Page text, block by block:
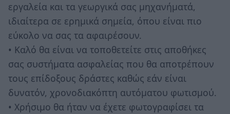
εργαλεία και τα γεωργικά σας μηχανήματά,
ιδιαίτερα σε ερημικά σημεία, όπου είναι πιο
εύκολο να σας τα αφαιρέσουν.
• Καλό θα είναι να τοποθετείτε στις αποθήκες
σας συστήματα ασφαλείας που θα αποτρέπουν
τους επίδοξους δράστες καθώς εάν είναι
δυνατόν, χρονοδιακόπτη αυτόματου φωτισμού.
• Χρήσιμο θα ήταν να έχετε φωτογραφίσει τα